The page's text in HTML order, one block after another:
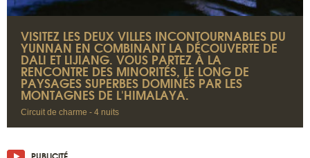
VISITEZ LES DEUX VILLES INCONTOURNABLES DU
YUNNAN EN COMBINANT LA DÉCOUVERTE DE
DALI ET LIJIANG. VOUS PARTEZ À LA
RENCONTRE DES MINORITÉS, LE LONG DE
PAYSAGES SUPERBES DOMINÉS PAR LES
MONTAGNES DE L'HIMALAYA.
Circuit de charme - 4 nuits